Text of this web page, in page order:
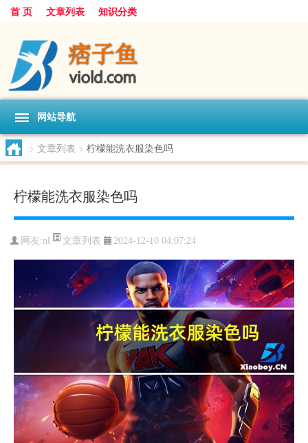
首 页 文章列表 知识分类
网站导航
> 文章列表 > 柠檬能洗衣服染色吗
柠檬能洗衣服染色吗
网友:nl 文章列表 2024-12-10 04:07:24